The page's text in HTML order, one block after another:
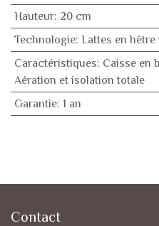
Hauteur: 20 cm
Technologie: Lattes en hêtre
Caractéristiques: Caisse en
Aération et isolation totale
Garantie: 1 an
Contact